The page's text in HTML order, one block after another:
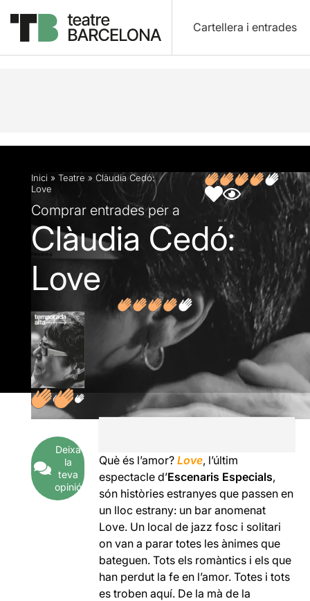
Cartellera i entrades
Descripció Fitxa artística
Inici » Teatre » Clàudia Cedó:
Love
Comprar entrades per a
Clàudia Cedó:
Love
Deixa
la
teva
opinió
Què és l’amor?Love, l’últim
espectacle d’Escenaris Especials,
són històries estranyes que passen en
un lloc estrany: un bar anomenat
Love. Un local de jazz fosc i solitari
on van a parar totes les ànimes que
bateguen. Tots els romàntics i els que
han perdut la fe en l’amor. Totes i tots
es troben aquí. De la mà de la